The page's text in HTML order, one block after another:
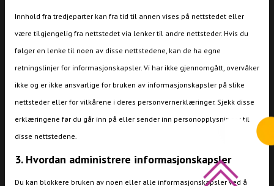
Innhold fra tredjeparter kan fra tid til annen vises på nettstedet eller
være tilgjengelig fra nettstedet via lenker til andre nettsteder. Hvis du
følger en lenke til noen av disse nettstedene, kan de ha egne
retningslinjer for informasjonskapsler. Vi har ikke gjennomgått, overvåker
ikke og er ikke ansvarlige for bruken av informasjonskapsler på slike
nettsteder eller for vilkårene i deres personvernerklæringer. Sjekk disse
erklæringene før du går inn på eller sender inn personopplysninger til
disse nettstedene.
3. Hvordan administrere informasjonskapsler
Du kan blokkere bruken av noen eller alle informasjonskapsler ved å